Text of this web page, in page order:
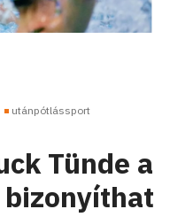
utánpótlássport
Tünde a